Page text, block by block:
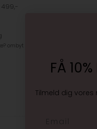
ombyt gratis
FÅ
Tilmeld dig vores